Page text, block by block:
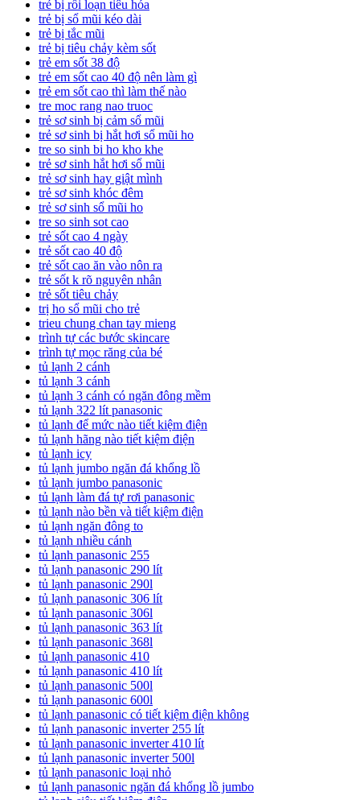
trẻ bị rối loạn tiêu hóa
trẻ bị sổ mũi kéo dài
trẻ bị tắc mũi
trẻ bị tiêu chảy kèm sốt
trẻ em sốt 38 độ
trẻ em sốt cao 40 độ nên làm gì
trẻ em sốt cao thì làm thế nào
tre moc rang nao truoc
trẻ sơ sinh bị cảm sổ mũi
trẻ sơ sinh bị hắt hơi sổ mũi ho
tre so sinh bi ho kho khe
trẻ sơ sinh hắt hơi sổ mũi
trẻ sơ sinh hay giật mình
trẻ sơ sinh khóc đêm
trẻ sơ sinh sổ mũi ho
tre so sinh sot cao
trẻ sốt cao 4 ngày
trẻ sốt cao 40 độ
trẻ sốt cao ăn vào nôn ra
trẻ sốt k rõ nguyên nhân
trẻ sốt tiêu chảy
trị ho sổ mũi cho trẻ
trieu chung chan tay mieng
trình tự các bước skincare
trình tự mọc răng của bé
tủ lạnh 2 cánh
tủ lạnh 3 cánh
tủ lạnh 3 cánh có ngăn đông mềm
tủ lạnh 322 lít panasonic
tủ lạnh để mức nào tiết kiệm điện
tủ lạnh hãng nào tiết kiệm điện
tủ lạnh icy
tủ lạnh jumbo ngăn đá khổng lồ
tủ lạnh jumbo panasonic
tủ lạnh làm đá tự rơi panasonic
tủ lạnh nào bền và tiết kiệm điện
tủ lạnh ngăn đông to
tủ lạnh nhiều cánh
tủ lạnh panasonic 255
tủ lạnh panasonic 290 lít
tủ lạnh panasonic 290l
tủ lạnh panasonic 306 lít
tủ lạnh panasonic 306l
tủ lạnh panasonic 363 lít
tủ lạnh panasonic 368l
tủ lạnh panasonic 410
tủ lạnh panasonic 410 lít
tủ lạnh panasonic 500l
tủ lạnh panasonic 600l
tủ lạnh panasonic có tiết kiệm điện không
tủ lạnh panasonic inverter 255 lít
tủ lạnh panasonic inverter 410 lít
tủ lạnh panasonic inverter 500l
tủ lạnh panasonic loại nhỏ
tủ lạnh panasonic ngăn đá khổng lồ jumbo